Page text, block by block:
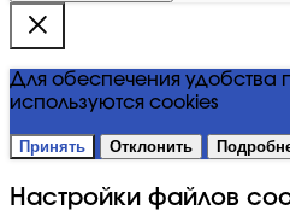
Для обеспечения удобства
используются cookies
Принять Отклонить
Настройки файлов